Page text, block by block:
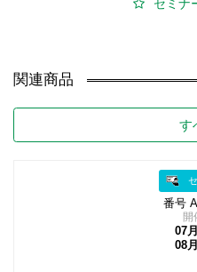
セミナ
関連商品
す
番号
開
07
08